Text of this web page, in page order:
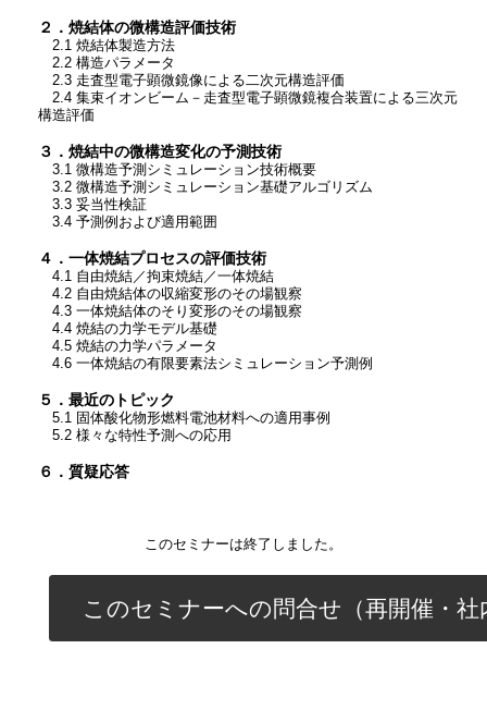
２．焼結体の微構造評価技術
2.1 焼結体製造方法
2.2 構造パラメータ
2.3 走査型電子顕微鏡像による二次元構造評価
2.4 集束イオンビーム－走査型電子顕微鏡複合装置による三次元
構造評価
３．焼結中の微構造変化の予測技術
3.1 微構造予測シミュレーション技術概要
3.2 微構造予測シミュレーション基礎アルゴリズム
3.3 妥当性検証
3.4 予測例および適用範囲
４．一体焼結プロセスの評価技術
4.1 自由焼結／拘束焼結／一体焼結
4.2 自由焼結体の収縮変形のその場観察
4.3 一体焼結体のそり変形のその場観察
4.4 焼結の力学モデル基礎
4.5 焼結の力学パラメータ
4.6 一体焼結の有限要素法シミュレーション予測例
５．最近のトピック
5.1 固体酸化物形燃料電池材料への適用事例
5.2 様々な特性予測への応用
６．質疑応答
このセミナーは終了しました。
このセミナーへの問合せ（再開催・社